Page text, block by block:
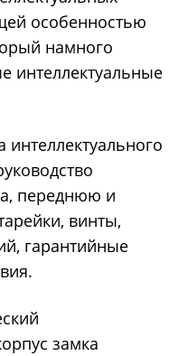
особенностью
намного
интеллектуальные
интеллектуального
переднюю и
винты,
гарантийные
замка